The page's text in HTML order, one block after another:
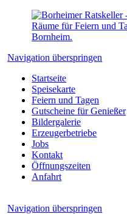
Navigation überspringen
Startseite
Speisekarte
Feiern und Tagen
Gutscheine für Genießer
Bildergalerie
Erzeugerbetriebe
Jobs
Kontakt
Öffnungszeiten
Anfahrt
Navigation überspringen